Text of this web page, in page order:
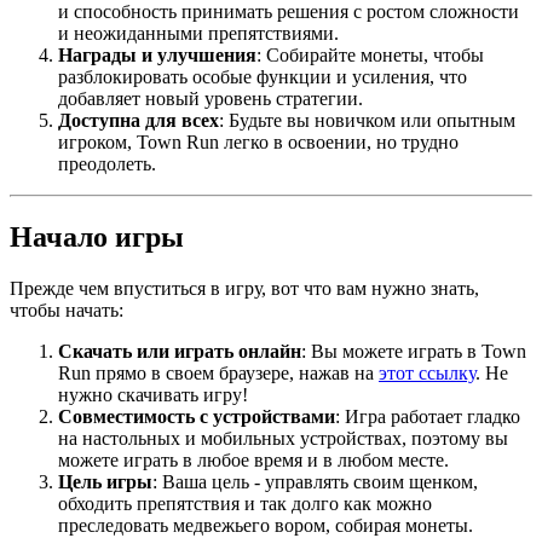
и способность принимать решения с ростом сложности
и неожиданными препятствиями.
Награды и улучшения: Собирайте монеты, чтобы
разблокировать особые функции и усиления, что
добавляет новый уровень стратегии.
Доступна для всех: Будьте вы новичком или опытным
игроком, Town Run легко в освоении, но трудно
преодолеть.
Начало игры
Прежде чем впуститься в игру, вот что вам нужно знать,
чтобы начать:
Скачать или играть онлайн: Вы можете играть в Town
Run прямо в своем браузере, нажав на этот ссылку. Не
нужно скачивать игру!
Совместимость с устройствами: Игра работает гладко
на настольных и мобильных устройствах, поэтому вы
можете играть в любое время и в любом месте.
Цель игры: Ваша цель - управлять своим щенком,
обходить препятствия и так долго как можно
преследовать медвежьего вором, собирая монеты.